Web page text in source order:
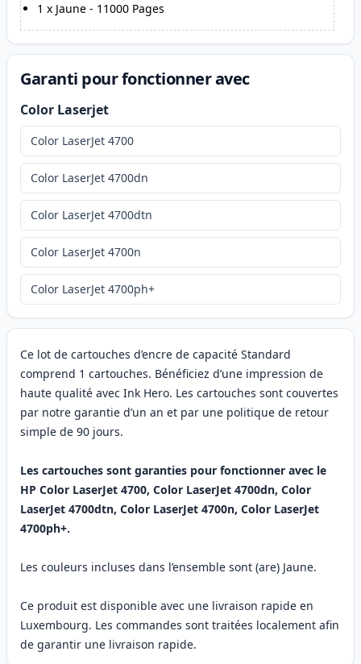
1 x Jaune - 11000 Pages
Ce lot de cartouches d’encre de capacité Standard
comprend 1 cartouches. Bénéficiez d’une impression de
haute qualité avec Ink Hero. Les cartouches sont couvertes
par notre garantie d’un an et par une politique de retour
simple de 90 jours.
Les cartouches sont garanties pour fonctionner avec le
HP Color LaserJet 4700, Color LaserJet 4700dn, Color
LaserJet 4700dtn, Color LaserJet 4700n, Color LaserJet
4700ph+.
Les couleurs incluses dans l’ensemble sont (are) Jaune.
Ce produit est disponible avec une livraison rapide en
Luxembourg. Les commandes sont traitées localement afin
de garantir une livraison rapide.
Garanti pour fonctionner avec
Color Laserjet
Color LaserJet 4700
Color LaserJet 4700dn
Color LaserJet 4700dtn
Color LaserJet 4700n
Color LaserJet 4700ph+